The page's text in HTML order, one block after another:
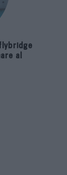
al